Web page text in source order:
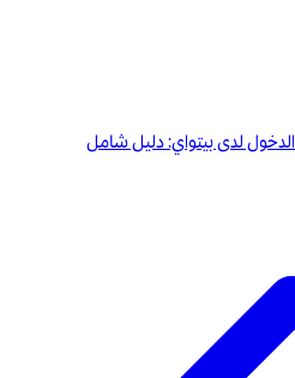
لدى بيتواي: دليل شامل